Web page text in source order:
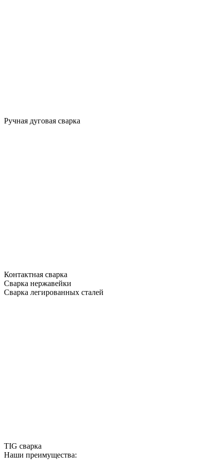
Ручная дуговая сварка
Контактная сварка
Сварка нержавейки
Сварка легированных сталей
TIG сварка
Наши преимущества: